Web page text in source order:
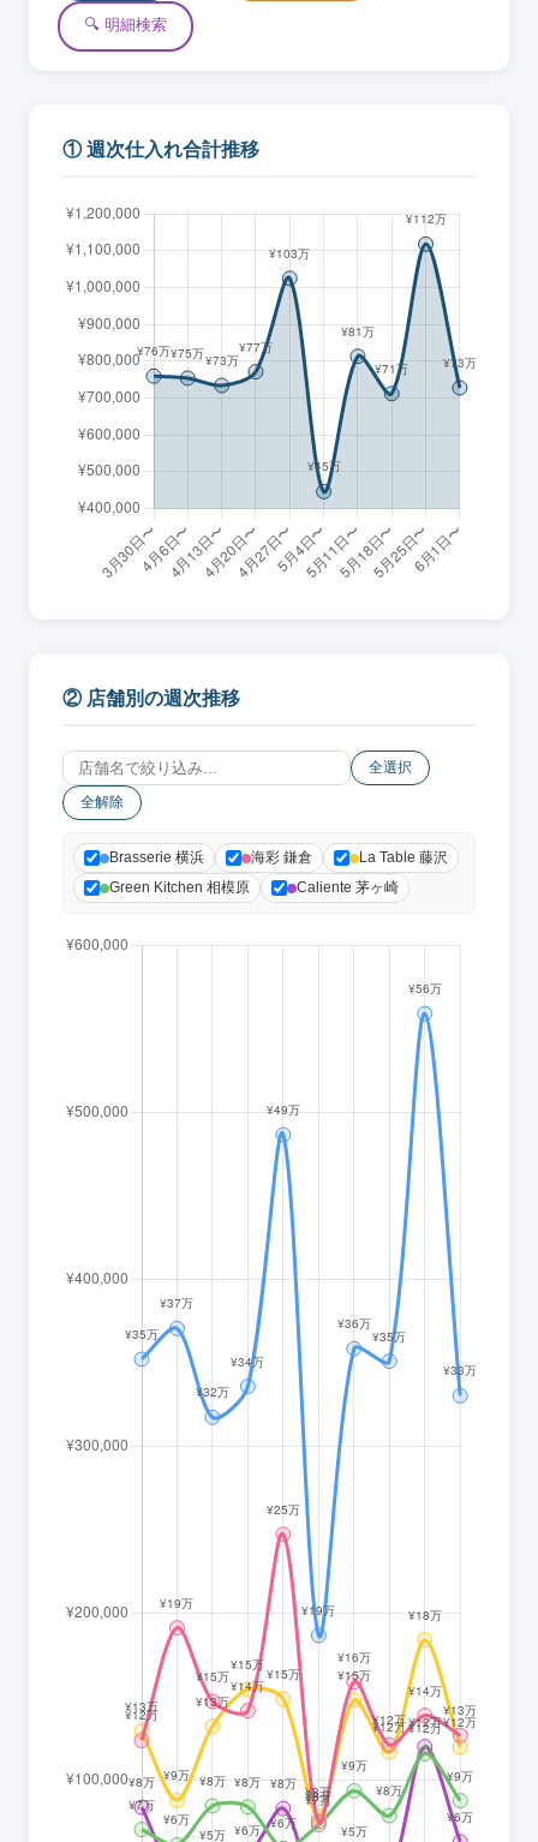
🔍 明細検索
① 週次仕入れ合計推移
② 店舗別の週次推移
全選択
全解除
Brasserie 横浜 海彩 鎌倉
La Table 藤沢
Green Kitchen 相模原
Caliente 茅ヶ崎